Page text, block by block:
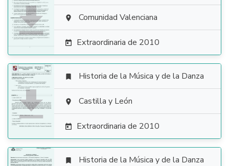
  Comunidad Valenciana
 Extraordinaria de 2010

 Historia de la Música y de la Danza
 Castilla y León
 Extraordinaria de 2010
 Historia de la Música y de la Danza